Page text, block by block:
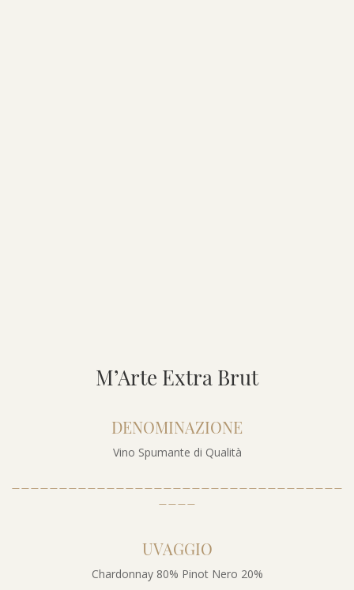
M’Arte Extra Brut
DENOMINAZIONE
Vino Spumante di Qualità
____
UVAGGIO
Chardonnay 80% Pinot Nero 20%